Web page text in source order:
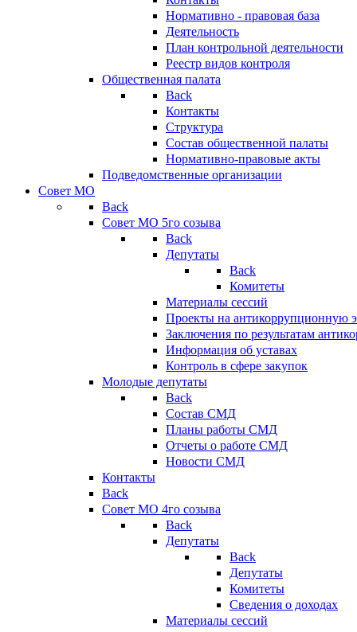
Нормативно - правовая база
Деятельность
План контрольной деятельности
Реестр видов контроля
Общественная палата
Back
Контакты
Структура
Состав общественной палаты
Нормативно-правовые акты
Подведомственные организации
Совет МО
Back
Совет МО 5го созыва
Back
Депутаты
Back
Комитеты
Материалы сессий
Проекты на антикоррупционную
Заключения по результатам
Информация об уставах
Контроль в сфере закупок
Молодые депутаты
Back
Состав СМД
Планы работы СМД
Отчеты о работе СМД
Новости СМД
Контакты
Back
Совет МО 4го созыва
Back
Депутаты
Back
Депутаты
Комитеты
Сведения о доходах
Материалы сессий